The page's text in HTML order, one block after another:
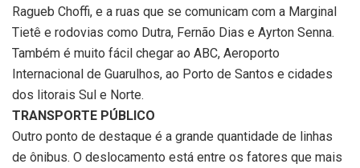
Ragueb Choffi, e a ruas que se comunicam com a Marginal
Tietê e rodovias como Dutra, Fernão Dias e Ayrton Senna.
Também é muito fácil chegar ao ABC, Aeroporto
Internacional de Guarulhos, ao Porto de Santos e cidades
dos litorais Sul e Norte.
TRANSPORTE PÚBLICO
Outro ponto de destaque é a grande quantidade de linhas
de ônibus. O deslocamento está entre os fatores que mais